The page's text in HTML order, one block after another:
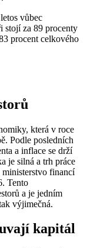
vůbec
stojí za 89 procenty
procent celkového
která v roce
Podle posledních
a inflace se drží
je silná a trh práce
financí
Tento
a je jedním
výjimečná.
kapitál